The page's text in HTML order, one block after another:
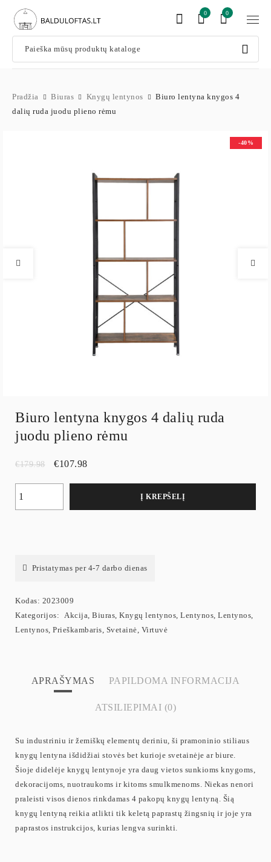
0
0
Pradžia Biuras Knygų lentynos
Biuro lentyna knygos 4
dalių ruda juodu plieno rėmu
-40%
Biuro lentyna knygos 4 dalių ruda
juodu plieno rėmu
€179.98 €107.98
Į KREPŠELĮ
Pristatymas per 4-7 darbo dienas
Kodas: 2023009
Kategorijos: Akcija, Biuras, Knygų lentynos, Lentynos, Lentynos,
Lentynos, Prieškambaris, Svetainė, Virtuvė
APRAŠYMAS PAPILDOMA INFORMACIJA
ATSILIEPIMAI (0)
Su industriniu ir žemiškų elementų deriniu, ši pramoninio stiliaus
knygų lentyna išdidžiai stovės bet kurioje svetainėje ar biure.
Šioje didelėje knygų lentynoje yra daug vietos sunkioms knygoms,
dekoracijoms, nuotraukoms ir kitoms smulkmenoms. Niekas nenori
praleisti visos dienos rinkdamas 4 pakopų knygų lentyną. Šią
knygų lentyną reikia atlikti tik keletą paprastų žingsnių ir joje yra
paprastos instrukcijos, kurias lengva surinkti.